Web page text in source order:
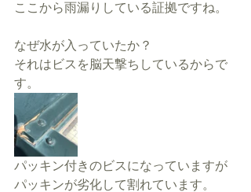
ここから雨漏りしている証拠ですね。
なぜ水が入っていたか？
それはビスを脳天撃ちしているからで
す。
パッキン付きのビスになっていますが
パッキンが劣化して割れています。